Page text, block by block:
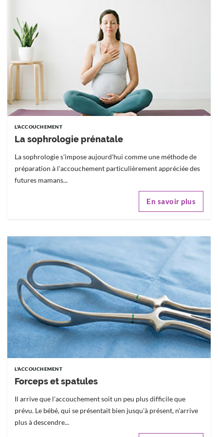
L'ACCOUCHEMENT
La sophrologie prénatale
La sophrologie s'impose aujourd'hui comme une méthode de
préparation à l'accouchement particulièrement appréciée des
futures mamans...
En savoir plus
L'ACCOUCHEMENT
Forceps et spatules
Il arrive que l'accouchement soit un peu plus difficile que
prévu. Le bébé, qui se présentait bien jusqu'à présent, n'arrive
plus à descendre...